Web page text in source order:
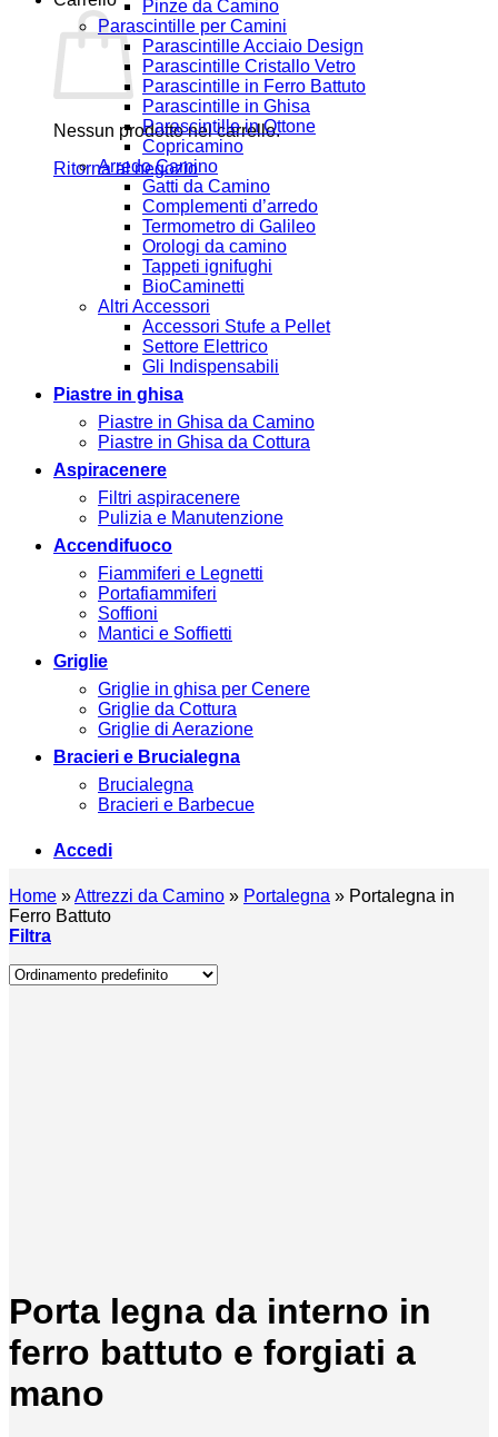
Nessun prodotto nel carrello.
Ritorna al negozio
Pinze da Camino
Parascintille per Camini
Parascintille Acciaio Design
Parascintille Cristallo Vetro
Parascintille in Ferro Battuto
Parascintille in Ghisa
Parascintille in Ottone
Copricamino
Arredo Camino
Gatti da Camino
Complementi d’arredo
Termometro di Galileo
Orologi da camino
Tappeti ignifughi
BioCaminetti
Altri Accessori
Accessori Stufe a Pellet
Settore Elettrico
Gli Indispensabili
Piastre in ghisa
Piastre in Ghisa da Camino
Piastre in Ghisa da Cottura
Aspiracenere
Filtri aspiracenere
Pulizia e Manutenzione
Accendifuoco
Fiammiferi e Legnetti
Portafiammiferi
Soffioni
Mantici e Soffietti
Griglie
Griglie in ghisa per Cenere
Griglie da Cottura
Griglie di Aerazione
Bracieri e Brucialegna
Brucialegna
Bracieri e Barbecue
Accedi
Home »Attrezzi da Camino » Portalegna » Portalegna in
Ferro Battuto
Filtra
Porta legna da interno in
ferro battuto e forgiati a
mano